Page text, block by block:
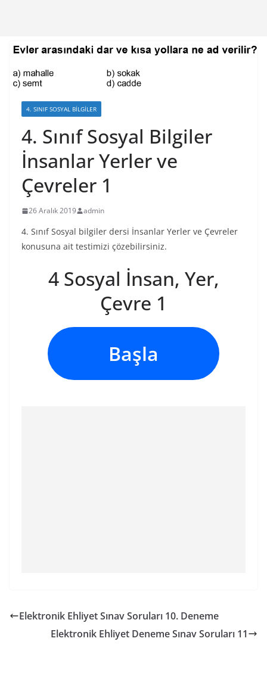
4. SINIF SOSYAL BILGILER
4. Sınıf Sosyal Bilgiler
İnsanlar Yerler ve
Çevreler 1
26 Aralık 2019 admin
4. Sınıf Sosyal bilgiler dersi İnsanlar Yerler ve Çevreler
konusuna ait testimizi çözebilirsiniz.
4 Sosyal İnsan, Yer,
Çevre 1
Başla
Elektronik Ehliyet Sınav Soruları 10. Deneme
Elektronik Ehliyet Deneme Sınav Soruları 11